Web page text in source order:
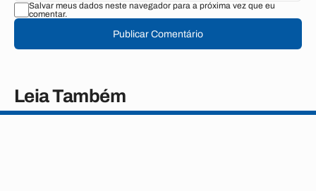
Salvar meus dados neste navegador para a próxima vez que eu
comentar.
Publicar Comentário
Leia Também